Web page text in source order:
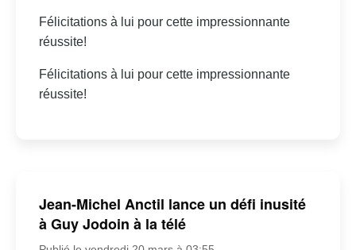
Félicitations à lui pour cette impressionnante
réussite!
Félicitations à lui pour cette impressionnante
réussite!
Jean-Michel Anctil lance un défi inusité
à Guy Jodoin à la télé